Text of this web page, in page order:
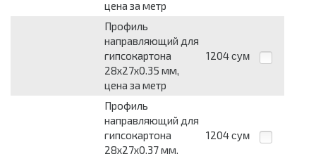
цена за метр
Профиль
направляющий для
гипсокартона
28х27х0.35 мм,
цена за метр
1204 сум
Профиль
направляющий для
гипсокартона
28х27х0.37 мм,
1204 сум